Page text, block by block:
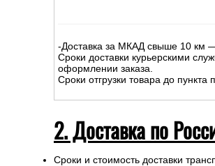
-Доставка за МКАД свыше 10 км
Сроки доставки курьерскими
оформлении заказа.
Сроки отгрузки товара до пункта
2. Доставка по
Сроки и стоимость доставки